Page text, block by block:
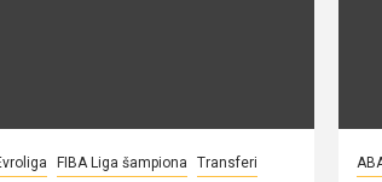
FIBA Liga šampiona
Transferi